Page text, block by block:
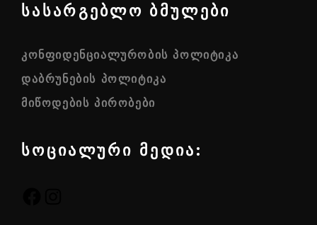
სასარგებლო ბმულები
ᲙᲝᲜᲤᲘᲓᲔᲜᲪᲘᲐᲚᲣᲠᲝᲑᲘᲡ ᲞᲝᲚᲘᲢᲘᲙᲐ
ᲓᲐᲑᲠᲣᲜᲔᲑᲘᲡ ᲞᲝᲚᲘᲢᲘᲙᲐ
ᲛᲘᲬᲝᲓᲔᲑᲘᲡ ᲞᲘᲠᲝᲑᲔᲑᲘ
სოციალური მედია: